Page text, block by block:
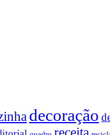
decoração